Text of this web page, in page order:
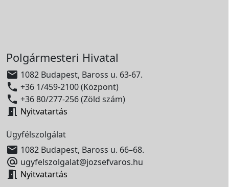
Polgármesteri Hivatal
 1082 Budapest, Baross u. 63-67.
 +36 1/459-2100 (Központ)
 +36 80/277-256 (Zöld szám)
 Nyitvatartás
Ügyfélszolgálat
 1082 Budapest, Baross u. 66–68.
 ugyfelszolgalat@jozsefvaros.hu
 Nyitvatartás